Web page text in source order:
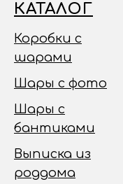
КАТАЛОГ
Коробки с
шарами
Шары с фото
Шары с
бантиками
Выписка из
роддома